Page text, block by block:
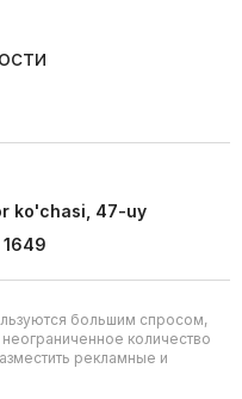
ko'chasi, 47-uy
1649
большим спросом,
количество
рекламные и